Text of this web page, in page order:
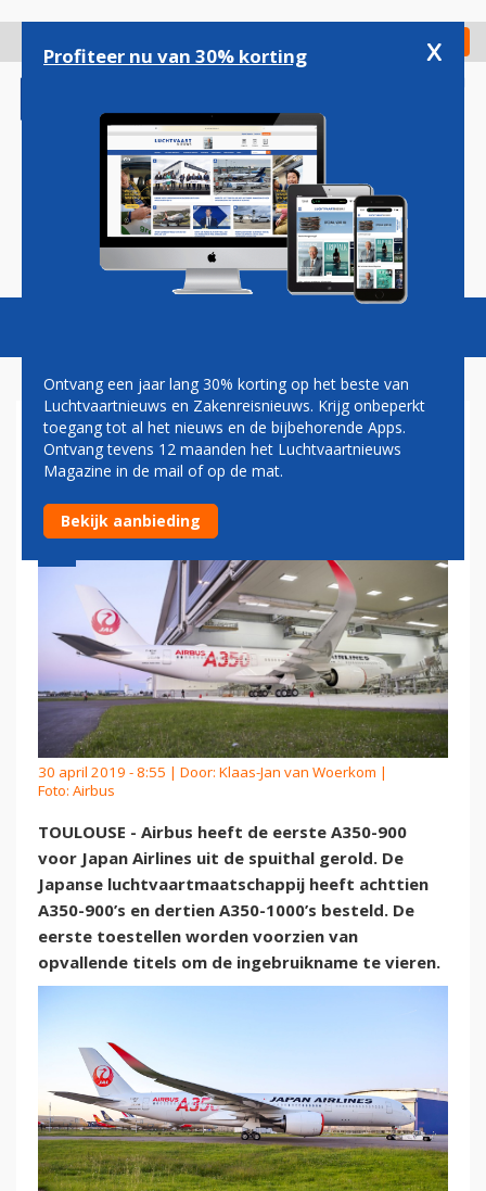
gaan
Check in
Magazine Podcasts Vacatures
AIRBUS TOONT EERSTE A350
VOOR JAPAN AIRLINES
30 april 2019 - 8:55 | Door: Klaas-Jan van Woerkom |
Foto: Airbus
TOULOUSE - Airbus heeft de eerste A350-900
voor Japan Airlines uit de spuithal gerold. De
Japanse luchtvaartmaatschappij heeft achttien
A350-900’s en dertien A350-1000’s besteld. De
eerste toestellen worden voorzien van
opvallende titels om de ingebruikname te vieren.
Profiteer nu van 30% korting x
Ontvang een jaar lang 30% korting op het beste van
Luchtvaartnieuws en Zakenreisnieuws. Krijg onbeperkt
toegang tot al het nieuws en de bijbehorende Apps.
Ontvang tevens 12 maanden het Luchtvaartnieuws
Magazine in de mail of op de mat.
Bekijk aanbieding